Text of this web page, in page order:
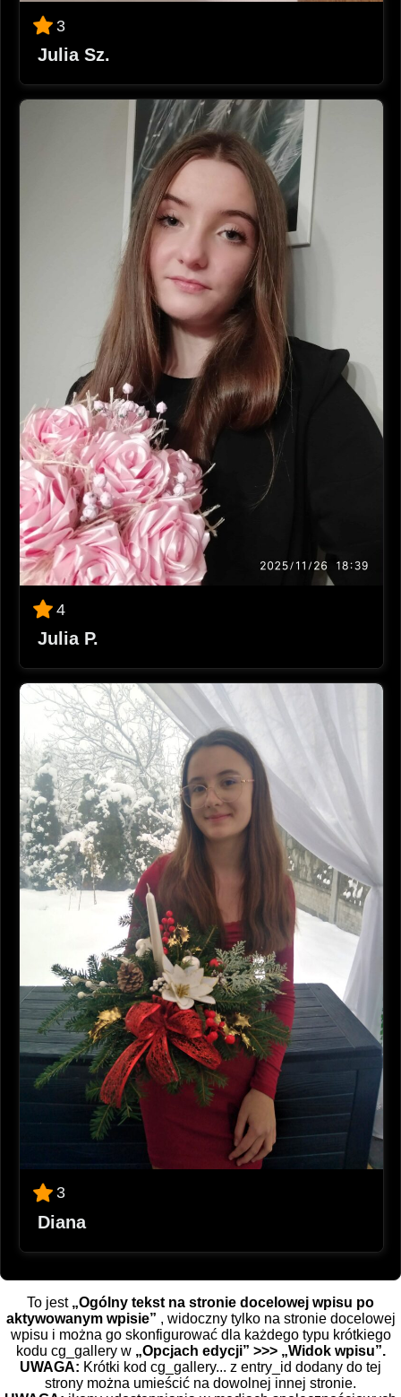
3
Julia Sz.
4
Julia P.
3
Diana
To jest „Ogólny tekst na stronie docelowej wpisu po
aktywowanym wpisie” , widoczny tylko na stronie docelowej
wpisu i można go skonfigurować dla każdego typu krótkiego
kodu cg_gallery w „Opcjach edycji” >>> „Widok wpisu”.
UWAGA: Krótki kod cg_gallery... z entry_id dodany do tej
strony można umieścić na dowolnej innej stronie.